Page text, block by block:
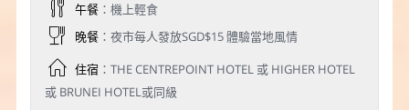
午餐：機上輕食
晚餐：夜市每人發放SGD$15 體驗當地風情
住宿：THE CENTREPOINT HOTEL 或 HIGHER HOTEL
或 BRUNEI HOTEL或同級